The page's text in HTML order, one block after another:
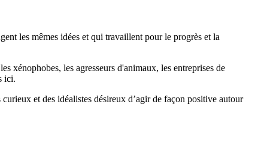
les mêmes idées et qui travaillent pour le progrès et la
xénophobes, les agresseurs d'animaux, les entreprises de
ici.
et des idéalistes désireux d’agir de façon positive autour